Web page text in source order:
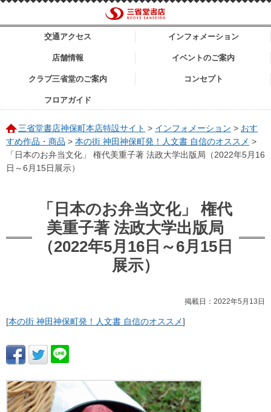
交通アクセス インフォメーション
店舗情報 イベントのご案内
クラブ三省堂のご案内 コンセプト
フロアガイド
三省堂書店神保町本店特設サイト > インフォメーション > おす
すめ作品・商品 > 本の街 神田神保町発！人文書 自信のオススメ >
「日本のお弁当文化」 権代美重子著 法政大学出版局（2022年5月16
日～6月15日展示）
「日本のお弁当文化」 権代
美重子著 法政大学出版局
（2022年5月16日～6月15日
展示）
掲載日：2022年5月13日
[本の街 神田神保町発！人文書 自信のオススメ]